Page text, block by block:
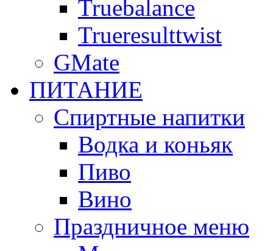
Truebalance
Trueresulttwist
GMate
ПИТАНИЕ
Спиртные напитки
Водка и коньяк
Пиво
Вино
Праздничное меню